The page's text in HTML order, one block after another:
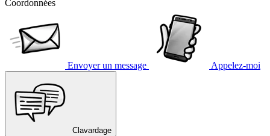
Coordonnées
Envoyer un message Appelez-moi
Clavardage